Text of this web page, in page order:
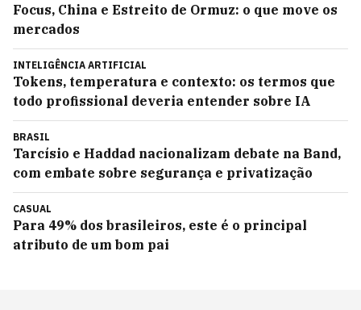
Focus, China e Estreito de Ormuz: o que move os
mercados
INTELIGÊNCIA ARTIFICIAL
Tokens, temperatura e contexto: os termos que
todo profissional deveria entender sobre IA
BRASIL
Tarcísio e Haddad nacionalizam debate na Band,
com embate sobre segurança e privatização
CASUAL
Para 49% dos brasileiros, este é o principal
atributo de um bom pai